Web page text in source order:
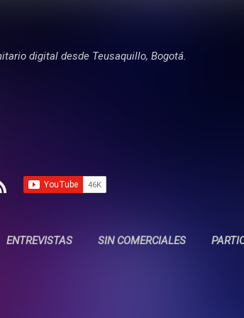
digital desde Teusaquillo, Bogotá.
ENTREVISTAS SIN COMERCIALES